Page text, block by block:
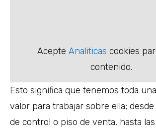
Acepte Analiticas cookies
contenido.
Esto significa que tenemos toda
valor para trabajar sobre ella;
de control o piso de venta, hasta